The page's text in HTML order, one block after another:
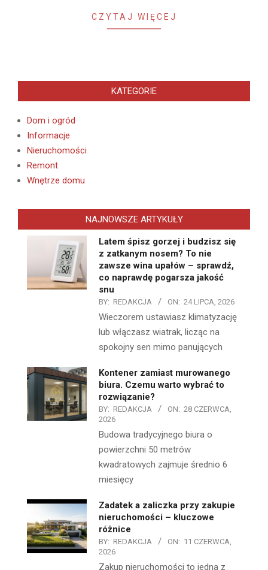
CZYTAJ WIĘCEJ
KATEGORIE
Dom i ogród
Informacje
Nieruchomości
Remont
Wnętrze domu
NAJNOWSZE ARTYKUŁY
Latem śpisz gorzej i budzisz się
z zatkanym nosem? To nie
zawsze wina upałów – sprawdź,
co naprawdę pogarsza jakość
snu
BY: REDAKCJA ON: 24 LIPCA, 2026
Wieczorem ustawiasz klimatyzację
lub włączasz wiatrak, licząc na
spokojny sen mimo panujących
Kontener zamiast murowanego
biura. Czemu warto wybrać to
rozwiązanie?
BY: REDAKCJA ON: 28 CZERWCA,
2026
Budowa tradycyjnego biura o
powierzchni 50 metrów
kwadratowych zajmuje średnio 6
miesięcy
Zadatek a zaliczka przy zakupie
nieruchomości – kluczowe
różnice
BY: REDAKCJA ON: 11 CZERWCA,
2026
Zakup nieruchomości to jedna z